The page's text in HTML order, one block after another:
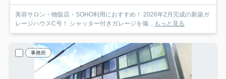
美容サロン・物販店・SOHO利用におすすめ！ 2026年2月完成の新築ガ
レージハウスC号！ シャッター付きガレージを備... もっと見る
事務所